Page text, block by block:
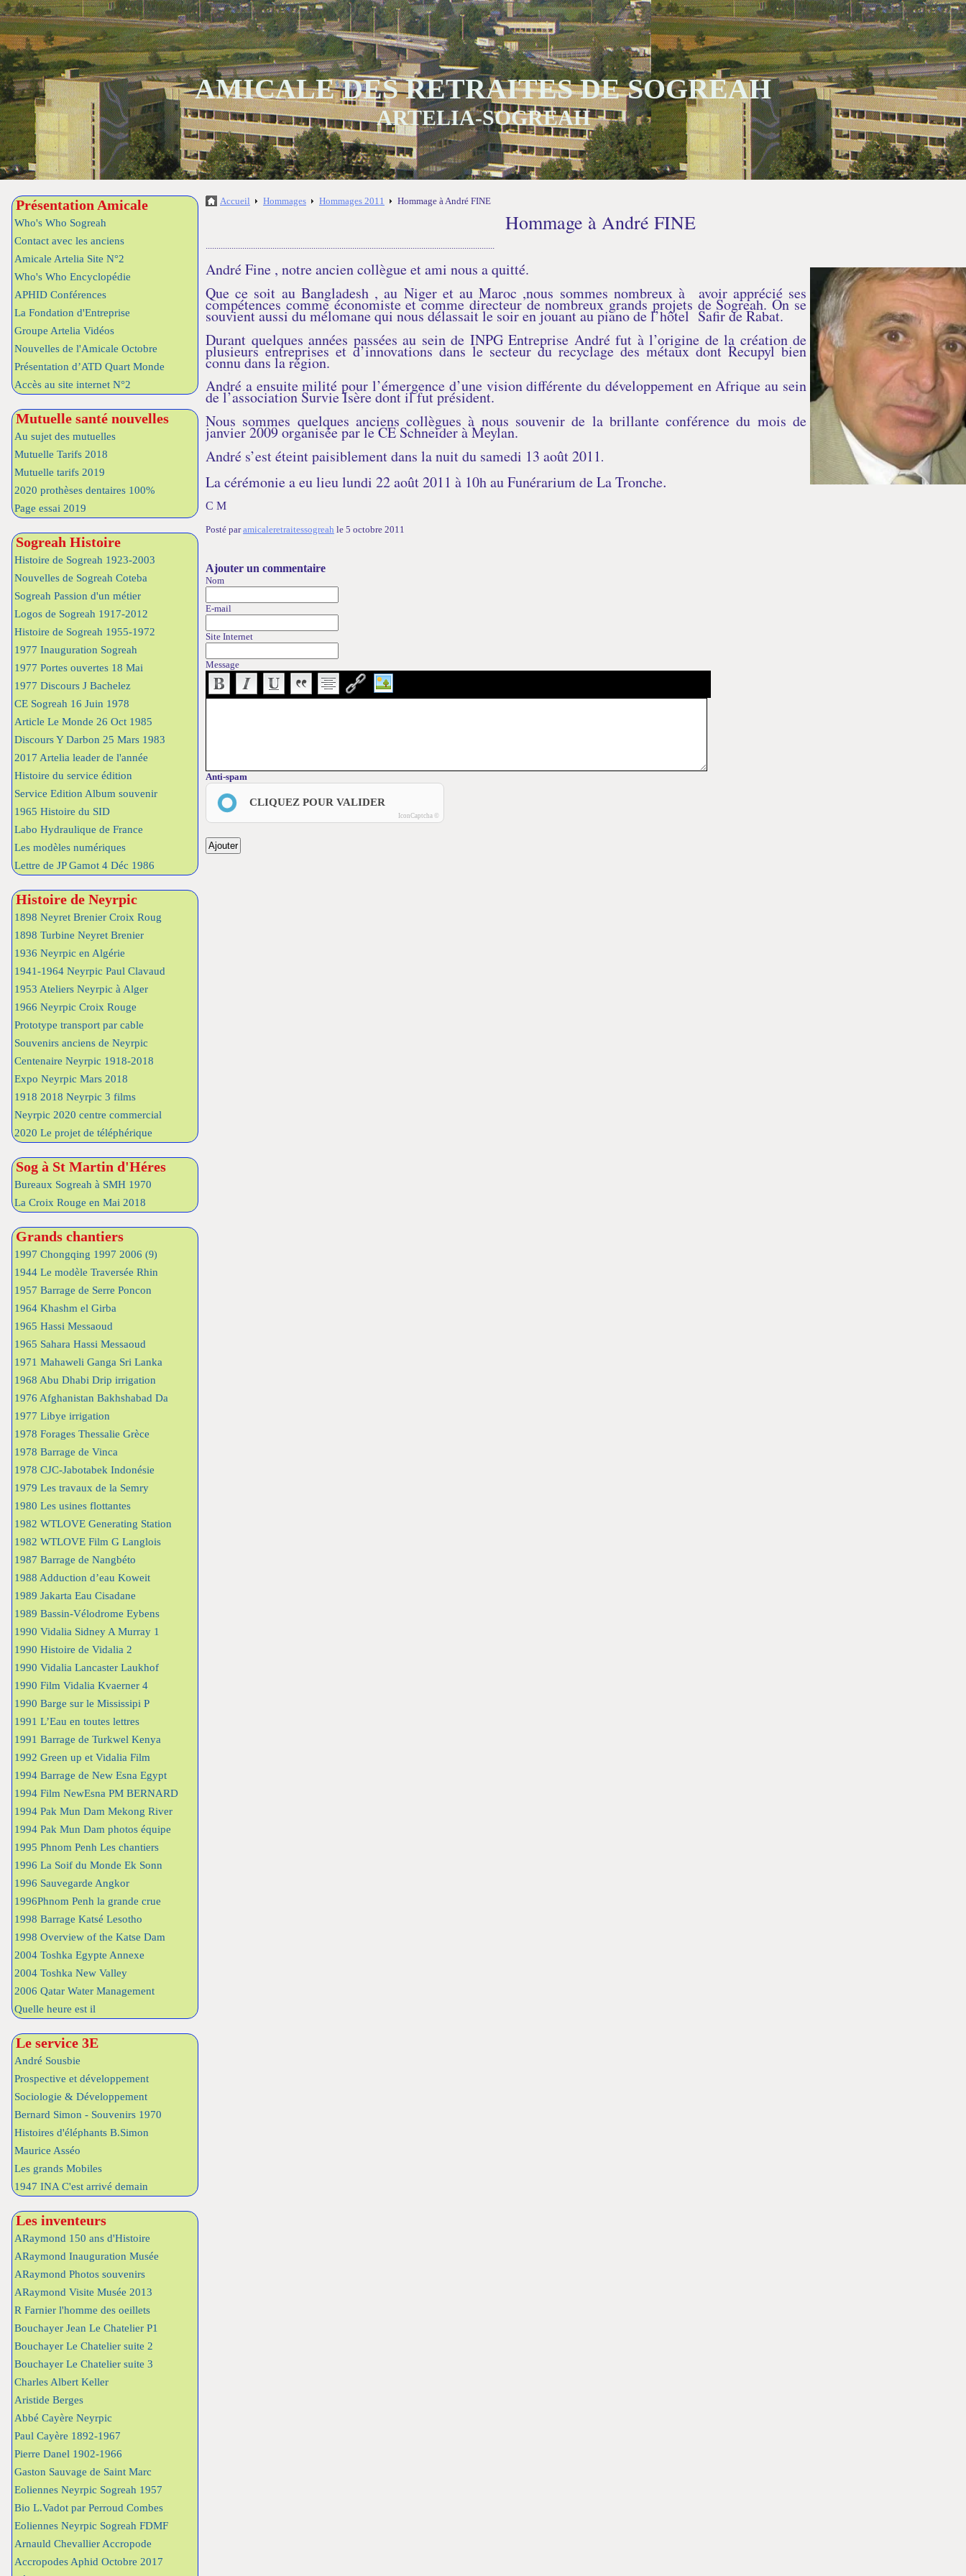
AMICALE DES RETRAITES DE SOGREAH
ARTELIA-SOGREAH
Présentation Amicale
Who's Who Sogreah
Contact avec les anciens
Amicale Artelia Site N°2
Who's Who Encyclopédie
APHID Conférences
La Fondation d'Entreprise
Groupe Artelia Vidéos
Nouvelles de l'Amicale Octobre
Présentation d’ATD Quart Monde
Accès au site internet N°2
Mutuelle santé nouvelles
Au sujet des mutuelles
Mutuelle Tarifs 2018
Mutuelle tarifs 2019
2020 prothèses dentaires 100%
Page essai 2019
Sogreah Histoire
Histoire de Sogreah 1923-2003
Nouvelles de Sogreah Coteba
Sogreah Passion d'un métier
Logos de Sogreah 1917-2012
Histoire de Sogreah 1955-1972
1977 Inauguration Sogreah
1977 Portes ouvertes 18 Mai
1977 Discours J Bachelez
CE Sogreah 16 Juin 1978
Article Le Monde 26 Oct 1985
Discours Y Darbon 25 Mars 1983
2017 Artelia leader de l'année
Histoire du service édition
Service Edition Album souvenir
1965 Histoire du SID
Labo Hydraulique de France
Les modèles numériques
Lettre de JP Gamot 4 Déc 1986
Histoire de Neyrpic
1898 Neyret Brenier Croix Roug
1898 Turbine Neyret Brenier
1936 Neyrpic en Algérie
1941-1964 Neyrpic Paul Clavaud
1953 Ateliers Neyrpic à Alger
1966 Neyrpic Croix Rouge
Prototype transport par cable
Souvenirs anciens de Neyrpic
Centenaire Neyrpic 1918-2018
Expo Neyrpic Mars 2018
1918 2018 Neyrpic 3 films
Neyrpic 2020 centre commercial
2020 Le projet de téléphérique
Sog à St Martin d'Héres
Bureaux Sogreah à SMH 1970
La Croix Rouge en Mai 2018
Grands chantiers
1997 Chongqing 1997 2006 (9)
1944 Le modèle Traversée Rhin
1957 Barrage de Serre Poncon
1964 Khashm el Girba
1965 Hassi Messaoud
1965 Sahara Hassi Messaoud
1971 Mahaweli Ganga Sri Lanka
1968 Abu Dhabi Drip irrigation
1976 Afghanistan Bakhshabad Da
1977 Libye irrigation
1978 Forages Thessalie Grèce
1978 Barrage de Vinca
1978 CJC-Jabotabek Indonésie
1979 Les travaux de la Semry
1980 Les usines flottantes
1982 WTLOVE Generating Station
1982 WTLOVE Film G Langlois
1987 Barrage de Nangbéto
1988 Adduction d’eau Koweit
1989 Jakarta Eau Cisadane
1989 Bassin-Vélodrome Eybens
1990 Vidalia Sidney A Murray 1
1990 Histoire de Vidalia 2
1990 Vidalia Lancaster Laukhof
1990 Film Vidalia Kvaerner 4
1990 Barge sur le Mississipi P
1991 L’Eau en toutes lettres
1991 Barrage de Turkwel Kenya
1992 Green up et Vidalia Film
1994 Barrage de New Esna Egypt
1994 Film NewEsna PM BERNARD
1994 Pak Mun Dam Mekong River
1994 Pak Mun Dam photos équipe
1995 Phnom Penh Les chantiers
1996 La Soif du Monde Ek Sonn
1996 Sauvegarde Angkor
1996Phnom Penh la grande crue
1998 Barrage Katsé Lesotho
1998 Overview of the Katse Dam
2004 Toshka Egypte Annexe
2004 Toshka New Valley
2006 Qatar Water Management
Quelle heure est il
Le service 3E
André Sousbie
Prospective et développement
Sociologie & Développement
Bernard Simon - Souvenirs 1970
Histoires d'éléphants B.Simon
Maurice Asséo
Les grands Mobiles
1947 INA C'est arrivé demain
Les inventeurs
ARaymond 150 ans d'Histoire
ARaymond Inauguration Musée
ARaymond Photos souvenirs
ARaymond Visite Musée 2013
R Farnier l'homme des oeillets
Bouchayer Jean Le Chatelier P1
Bouchayer Le Chatelier suite 2
Bouchayer Le Chatelier suite 3
Charles Albert Keller
Aristide Berges
Abbé Cayère Neyrpic
Paul Cayère 1892-1967
Pierre Danel 1902-1966
Gaston Sauvage de Saint Marc
Eoliennes Neyrpic Sogreah 1957
Bio L.Vadot par Perroud Combes
Eoliennes Neyrpic Sogreah FDMF
Arnauld Chevallier Accropode
Accropodes Aphid Octobre 2017
Accueil Hommages Hommages 2011 Hommage à André FINE
Hommage à André FINE
André Fine , notre ancien collègue et ami nous a quitté.
Que ce soit au Bangladesh , au Niger et au Maroc ,nous sommes nombreux à avoir apprécié ses
compétences comme économiste et comme directeur de nombreux grands projets de Sogreah. On se
souvient aussi du mélomane qui nous délassait le soir en jouant au piano de l’hôtel Safir de Rabat.
Durant quelques années passées au sein de INPG Entreprise André fut à l’origine de la création de
plusieurs entreprises et d’innovations dans le secteur du recyclage des métaux dont Recupyl bien
connu dans la région.
André a ensuite milité pour l’émergence d’une vision différente du développement en Afrique au sein
de l’association Survie Isère dont il fut président.
Nous sommes quelques anciens collègues à nous souvenir de la brillante conférence du mois de
janvier 2009 organisée par le CE Schneider à Meylan.
André s’est éteint paisiblement dans la nuit du samedi 13 août 2011.
La cérémonie a eu lieu lundi 22 août 2011 à 10h au Funérarium de La Tronche.
C M
Posté paramicaleretraitessogreah le 5 octobre 2011
Ajouter un commentaire
Nom
E-mail
Site Internet
Message
Anti-spam
CLIQUEZ POUR VALIDER
IconCaptcha ©